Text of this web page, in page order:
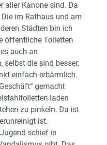
aller Kanone sind. Da
im Rathaus und am
Städten bin ich
öffentliche Toiletten
auch an
selbst die sind besser,
einfach erbärmlich.
gemacht
laden
zu pinkeln. Da ist
ist.
schief in